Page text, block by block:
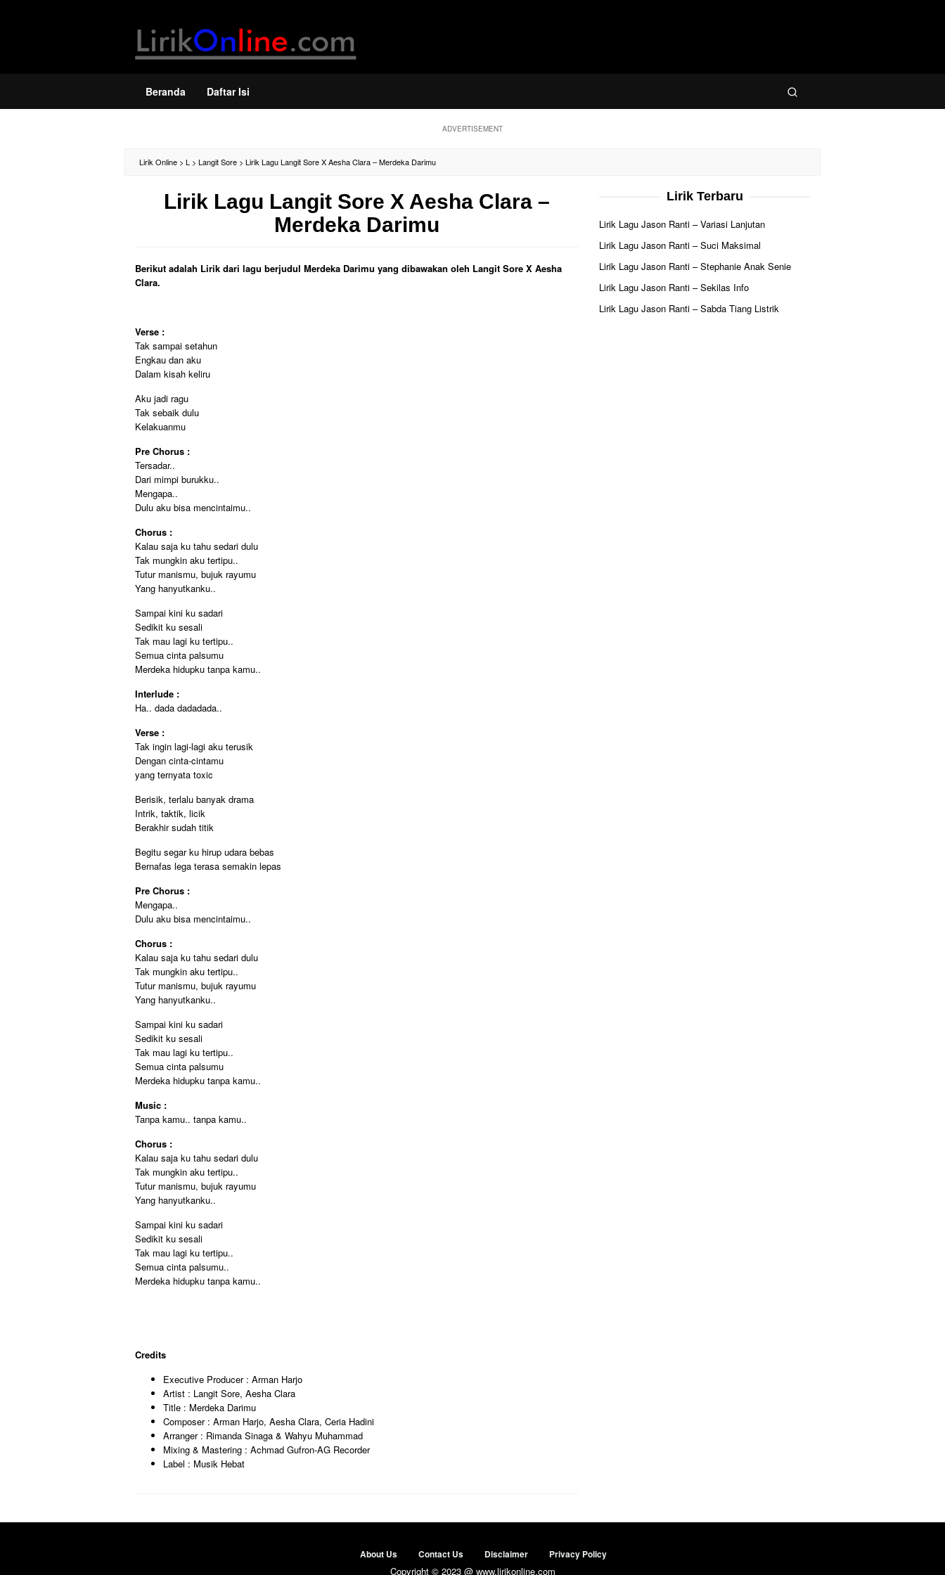
Beranda Daftar Isi
ADVERTISEMENT
Lirik Online > L > Langit Sore > Lirik Lagu Langit Sore X Aesha Clara – Merdeka Darimu
Lirik Lagu Langit Sore X Aesha Clara –
Merdeka Darimu
Berikut adalah Lirik dari lagu berjudul Merdeka Darimu yang dibawakan oleh Langit Sore X Aesha
Clara.
Verse :
Tak sampai setahun
Engkau dan aku
Dalam kisah keliru
Aku jadi ragu
Tak sebaik dulu
Kelakuanmu
Pre Chorus :
Tersadar..
Dari mimpi burukku..
Mengapa..
Dulu aku bisa mencintaimu..
Chorus :
Kalau saja ku tahu sedari dulu
Tak mungkin aku tertipu..
Tutur manismu, bujuk rayumu
Yang hanyutkanku..
Sampai kini ku sadari
Sedikit ku sesali
Tak mau lagi ku tertipu..
Semua cinta palsumu
Merdeka hidupku tanpa kamu..
Interlude :
Ha.. dada dadadada..
Verse :
Tak ingin lagi-lagi aku terusik
Dengan cinta-cintamu
yang ternyata toxic
Berisik, terlalu banyak drama
Intrik, taktik, licik
Berakhir sudah titik
Begitu segar ku hirup udara bebas
Bernafas lega terasa semakin lepas
Pre Chorus :
Mengapa..
Dulu aku bisa mencintaimu..
Chorus :
Kalau saja ku tahu sedari dulu
Tak mungkin aku tertipu..
Tutur manismu, bujuk rayumu
Yang hanyutkanku..
Sampai kini ku sadari
Sedikit ku sesali
Tak mau lagi ku tertipu..
Semua cinta palsumu
Merdeka hidupku tanpa kamu..
Music :
Tanpa kamu.. tanpa kamu..
Chorus :
Kalau saja ku tahu sedari dulu
Tak mungkin aku tertipu..
Tutur manismu, bujuk rayumu
Yang hanyutkanku..
Sampai kini ku sadari
Sedikit ku sesali
Tak mau lagi ku tertipu..
Semua cinta palsumu..
Merdeka hidupku tanpa kamu..
Credits
Executive Producer : Arman Harjo
Artist : Langit Sore, Aesha Clara
Title : Merdeka Darimu
Composer : Arman Harjo, Aesha Clara, Ceria Hadini
Arranger : Rimanda Sinaga & Wahyu Muhammad
Mixing & Mastering : Achmad Gufron-AG Recorder
Label : Musik Hebat
Lirik Terbaru
Lirik Lagu Jason Ranti – Variasi Lanjutan
Lirik Lagu Jason Ranti – Suci Maksimal
Lirik Lagu Jason Ranti – Stephanie Anak Senie
Lirik Lagu Jason Ranti – Sekilas Info
Lirik Lagu Jason Ranti – Sabda Tiang Listrik
About Us Contact Us Disclaimer Privacy Policy
Copyright © 2023 @ www.lirikonline.com